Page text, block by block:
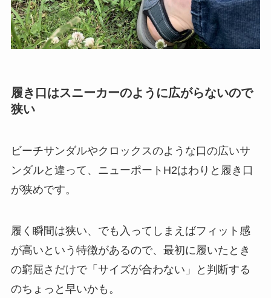
履き口はスニーカーのように広がらないので
狭い
ビーチサンダルやクロックスのような口の広いサ
ンダルと違って、ニューポートH2はわりと履き口
が狭めです。
履く瞬間は狭い、でも入ってしまえばフィット感
が高いという特徴があるので、最初に履いたとき
の窮屈さだけで「サイズが合わない」と判断する
のちょっと早いかも。